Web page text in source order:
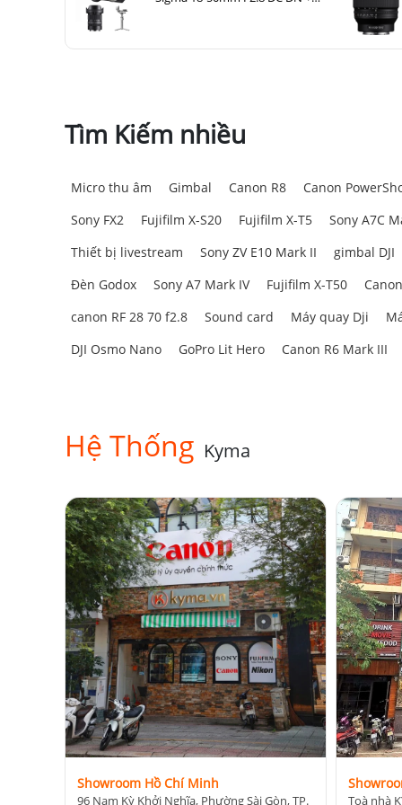
SmallRig Lightweight Video AD-50 Lite 4684 mang
Chiều cao tối đa: ~158 cm
Gấp gọn: ~79 cm
Với dải chiều cao này, người dùng có thể dễ dàng
Góc quay thấp (low angle) cho cảnh sáng tạo
Góc ngang tầm mắt cho vlog hoặc phỏng
Góc cao để bao quát khung hình rộng
Tính linh hoạt này giúp tripod phù hợp với nhiều
Tìm Kiếm nhiều
Micro thu âm Gimbal Canon R8 Canon
Sony FX2
Fujifilm X-S20 Fujifilm X-T5 Sony A7C
Thiết bị livestream
Sony ZV E10 Mark II gimbal DJI
Đèn Godox
Sony A7 Mark IV Fujifilm X-T50
canon RF 28 70 f2.8
Sound card Máy quay Dji
DJI Osmo Nano
GoPro Lit Hero Canon R6 Mark III
Hệ Thống Kyma
Showroom Hồ Chí Minh
96 Nam Kỳ Khởi Nghĩa, Phường Sài Gòn, TP. Toà nhà